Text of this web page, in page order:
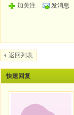
加关注
发消息
返回列表
快速回复